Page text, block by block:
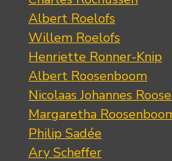
Albert Roelofs
Willem Roelofs
Henriette Ronner-Knip
Albert Roosenboom
Nicolaas Johannes
Margaretha
Philip Sadée
Ary Scheffer